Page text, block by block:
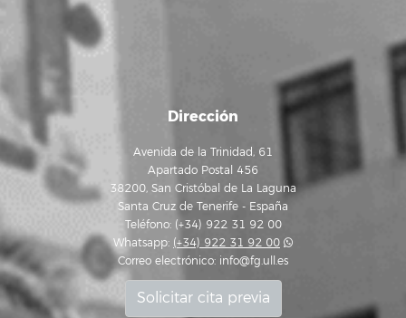
Dirección
Avenida de la Trinidad, 61
Apartado Postal 456
38200, San Cristóbal de La Laguna
Santa Cruz de Tenerife - España
Teléfono: (+34) 922 31 92 00
Whatsapp: (+34) 922 31 92 00
Correo electrónico: info@fg.ull.es
Solicitar cita previa